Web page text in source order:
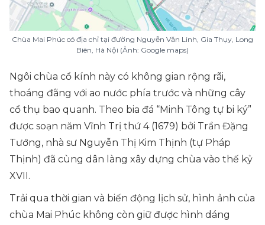
Chùa Mai Phúc có địa chỉ tại đường Nguyễn Văn Linh, Gia Thụy, Long
Biên, Hà Nội (Ảnh: Google maps)
Ngôi chùa cổ kính này có không gian rộng rãi,
thoáng đãng với ao nước phía trước và những cây
cổ thụ bao quanh. Theo bia đá “Minh Tông tự bi ký”
được soạn năm Vĩnh Trị thứ 4 (1679) bởi Trần Đặng
Tướng, nhà sư Nguyễn Thị Kim Thịnh (tự Pháp
Thịnh) đã cùng dân làng xây dựng chùa vào thế kỷ
XVII.
Trải qua thời gian và biến động lịch sử, hình ảnh của
chùa Mai Phúc không còn giữ được hình dáng